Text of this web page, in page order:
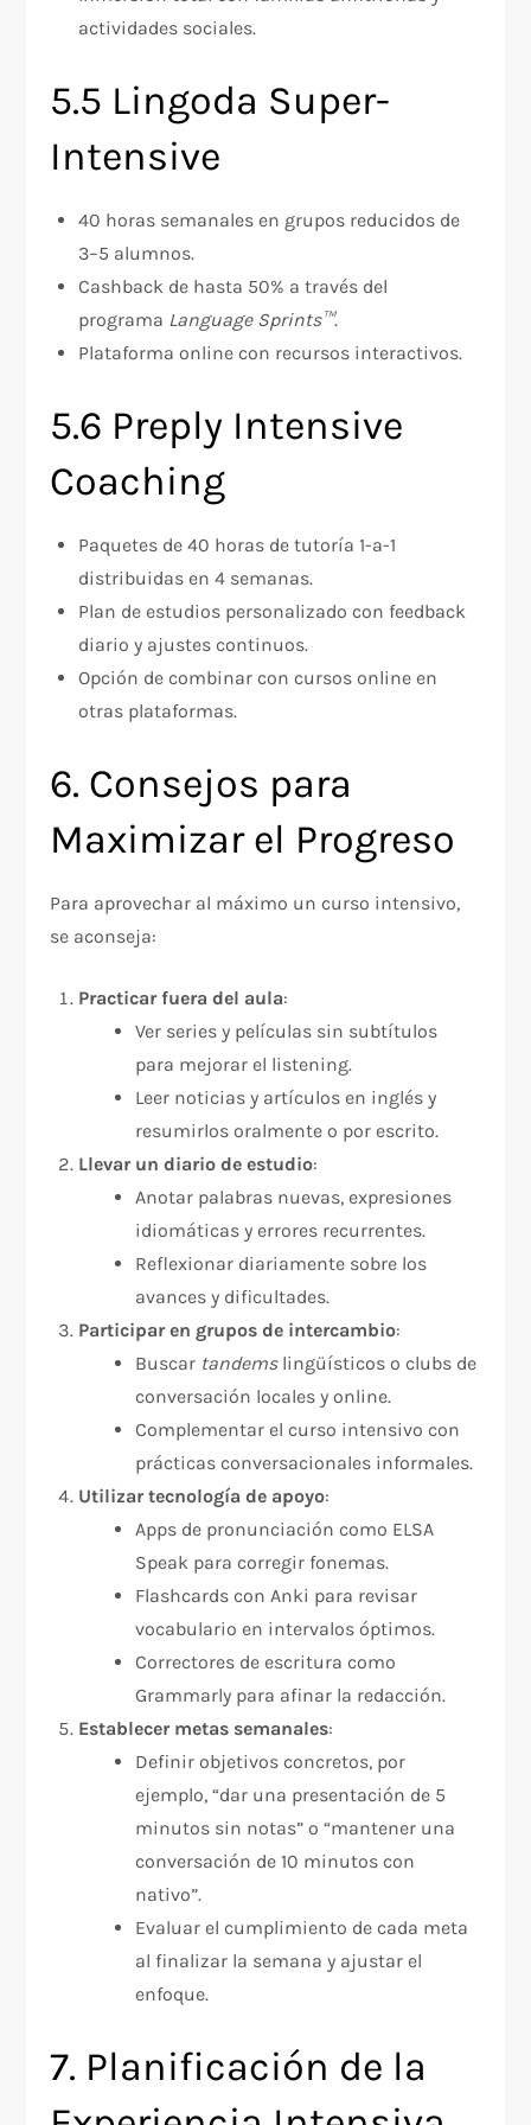
actividades sociales.
5.5 Lingoda Super-
Intensive
40 horas semanales en grupos reducidos de
3–5 alumnos.
Cashback de hasta 50% a través del
programa Language Sprints™.
Plataforma online con recursos interactivos.
5.6 Preply Intensive
Coaching
Paquetes de 40 horas de tutoría 1-a-1
distribuidas en 4 semanas.
Plan de estudios personalizado con feedback
diario y ajustes continuos.
Opción de combinar con cursos online en
otras plataformas.
6. Consejos para
Maximizar el Progreso
Para aprovechar al máximo un curso intensivo,
se aconseja:
Practicar fuera del aula:
Ver series y películas sin subtítulos
para mejorar el listening.
Leer noticias y artículos en inglés y
resumirlos oralmente o por escrito.
Llevar un diario de estudio:
Anotar palabras nuevas, expresiones
idiomáticas y errores recurrentes.
Reflexionar diariamente sobre los
avances y dificultades.
Participar en grupos de intercambio:
Buscar tandemslingüísticos o clubs de
conversación locales y online.
Complementar el curso intensivo con
prácticas conversacionales informales.
Utilizar tecnología de apoyo:
Apps de pronunciación como ELSA
Speak para corregir fonemas.
Flashcards con Anki para revisar
vocabulario en intervalos óptimos.
Correctores de escritura como
Grammarly para afinar la redacción.
Establecer metas semanales:
Definir objetivos concretos, por
ejemplo, “dar una presentación de 5
minutos sin notas” o “mantener una
conversación de 10 minutos con
nativo”.
Evaluar el cumplimiento de cada meta
al finalizar la semana y ajustar el
enfoque.
7. Planificación de la